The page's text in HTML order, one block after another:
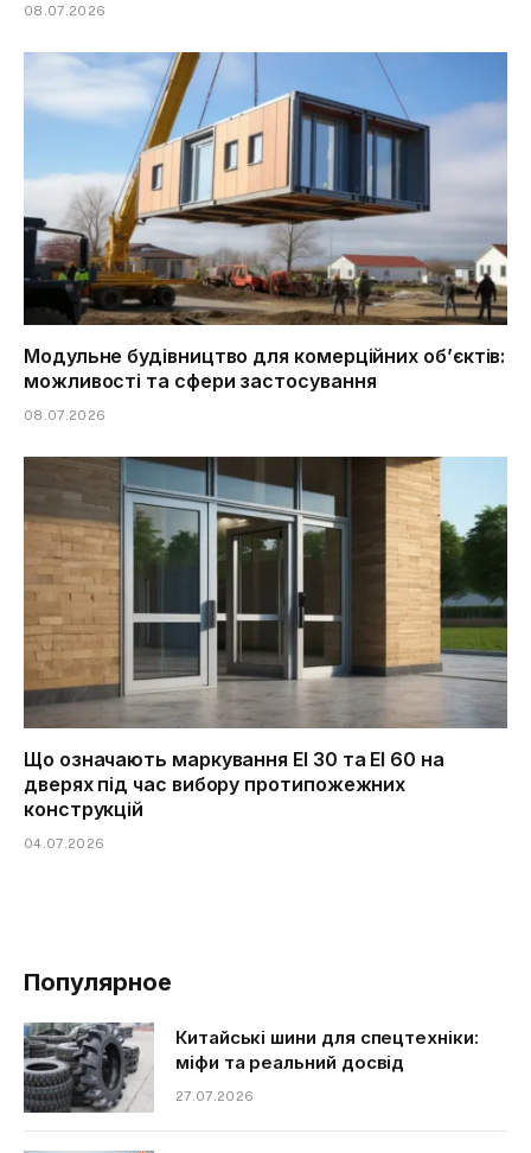
08.07.2026
Модульне будівництво для комерційних об’єктів:
можливості та сфери застосування
08.07.2026
Що означають маркування EI 30 та EI 60 на
дверях під час вибору протипожежних
конструкцій
04.07.2026
Популярное
Китайські шини для спецтехніки:
міфи та реальний досвід
27.07.2026